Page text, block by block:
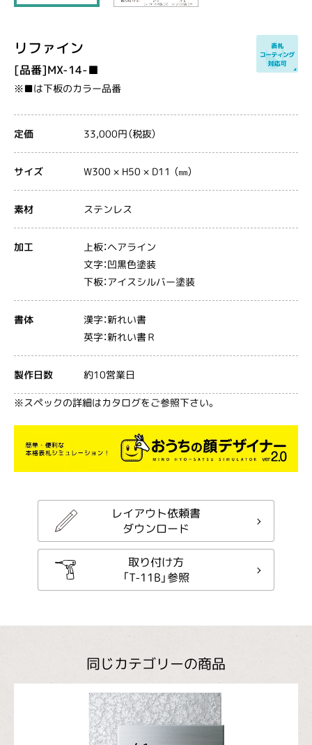
リファイン
[品番]MX-14-■
※■は下板のカラー品番
定価 33,000円（税抜）
サイズ W300 × H50 × D11 （㎜）
素材 ステンレス
加工
上板：ヘアライン
文字：凹黒色塗装
下板：アイスシルバー塗装
書体 漢字：新れい書
英字：新れい書Ｒ
製作日数 約10営業日
※スペックの詳細はカタログをご参照下さい。
レイアウト依頼書
ダウンロード
取り付け方
「T-11B」参照
同じカテゴリーの商品